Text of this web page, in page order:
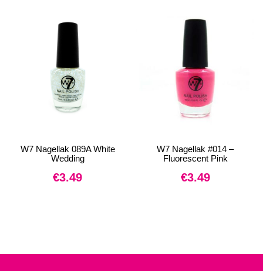
W7 Nagellak 089A White
Wedding
€3.49
W7 Nagellak #014 –
Fluorescent Pink
€3.49